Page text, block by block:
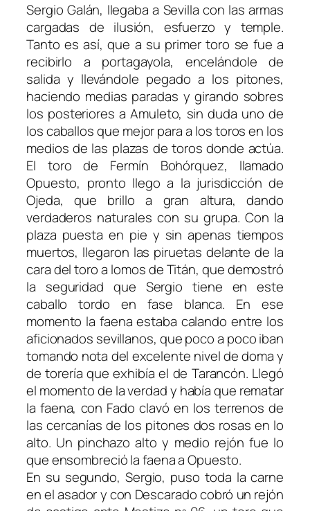
Sergio Galán, llegaba a Sevilla con las armas
cargadas de ilusión, esfuerzo y temple.
Tanto es así, que a su primer toro se fue a
recibirlo a portagayola, encelándole de
salida y llevándole pegado a los pitones,
haciendo medias paradas y girando sobres
los posteriores a Amuleto, sin duda uno de
los caballos que mejor para a los toros en los
medios de las plazas de toros donde actúa.
El toro de Fermín Bohórquez, llamado
Opuesto, pronto llego a la jurisdicción de
Ojeda, que brillo a gran altura, dando
verdaderos naturales con su grupa. Con la
plaza puesta en pie y sin apenas tiempos
muertos, llegaron las piruetas delante de la
cara del toro a lomos de Titán, que demostró
la seguridad que Sergio tiene en este
caballo tordo en fase blanca. En ese
momento la faena estaba calando entre los
aficionados sevillanos, que poco a poco iban
tomando nota del excelente nivel de doma y
de torería que exhibía el de Tarancón. Llegó
el momento de la verdad y había que rematar
la faena, con Fado clavó en los terrenos de
las cercanías de los pitones dos rosas en lo
alto. Un pinchazo alto y medio rejón fue lo
que ensombreció la faena a Opuesto.
En su segundo, Sergio, puso toda la carne
en el asador y con Descarado cobró un rejón